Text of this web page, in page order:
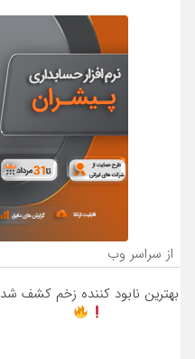
از سراسر وب
بهترین نابود کننده زخم کشف شد